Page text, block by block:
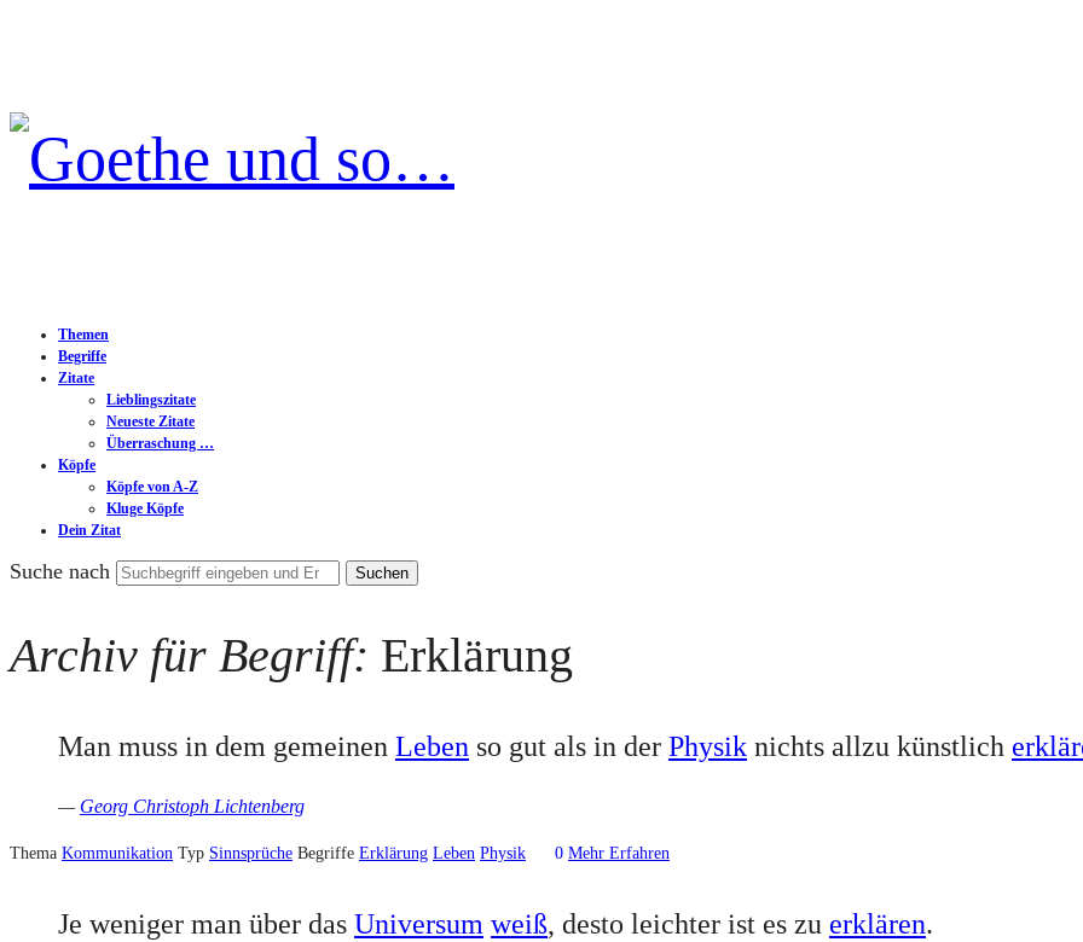
Goethe
so…
Themen
Begriffe
Zitate
Lieblingszitate
Neueste Zitate
Überraschung …
Köpfe
Köpfe von A-Z
Kluge Köpfe
Dein Zitat
Suche nach
Archiv für Begriff: Erklärung
Man muss in dem gemeinen Leben so gut als in der Physik nichts allzu künstlich
— Georg Christoph Lichtenberg
Thema Kommunikation Typ Sinnsprüche Begriffe Erklärung Leben Physik 0 Mehr Erfahren
Je weniger man über das Universum weiß, desto leichter ist es zu erklären.